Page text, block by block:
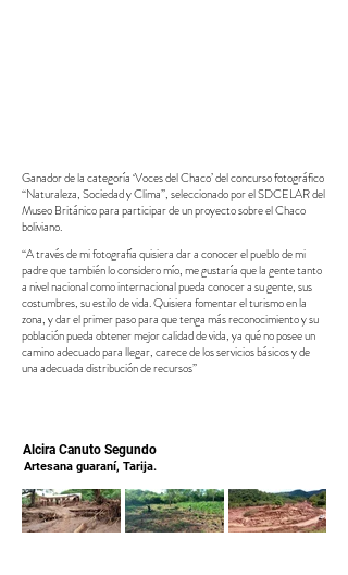
Ganador de la categoría ‘Voces del Chaco’ del concurso fotográfico
“Naturaleza, Sociedad y Clima”, seleccionado por el SDCELAR del
Museo Británico para participar de un proyecto sobre el Chaco
boliviano.
“A través de mi fotografía quisiera dar a conocer el pueblo de mi
padre que también lo considero mío, me gustaría que la gente tanto
a nivel nacional como internacional pueda conocer a su gente, sus
costumbres, su estilo de vida. Quisiera fomentar el turismo en la
zona, y dar el primer paso para que tenga más reconocimiento y su
población pueda obtener mejor calidad de vida, ya qué no posee un
camino adecuado para llegar, carece de los servicios básicos y de
una adecuada distribución de recursos”
Alcira Canuto Segundo
Artesana guaraní, Tarija.